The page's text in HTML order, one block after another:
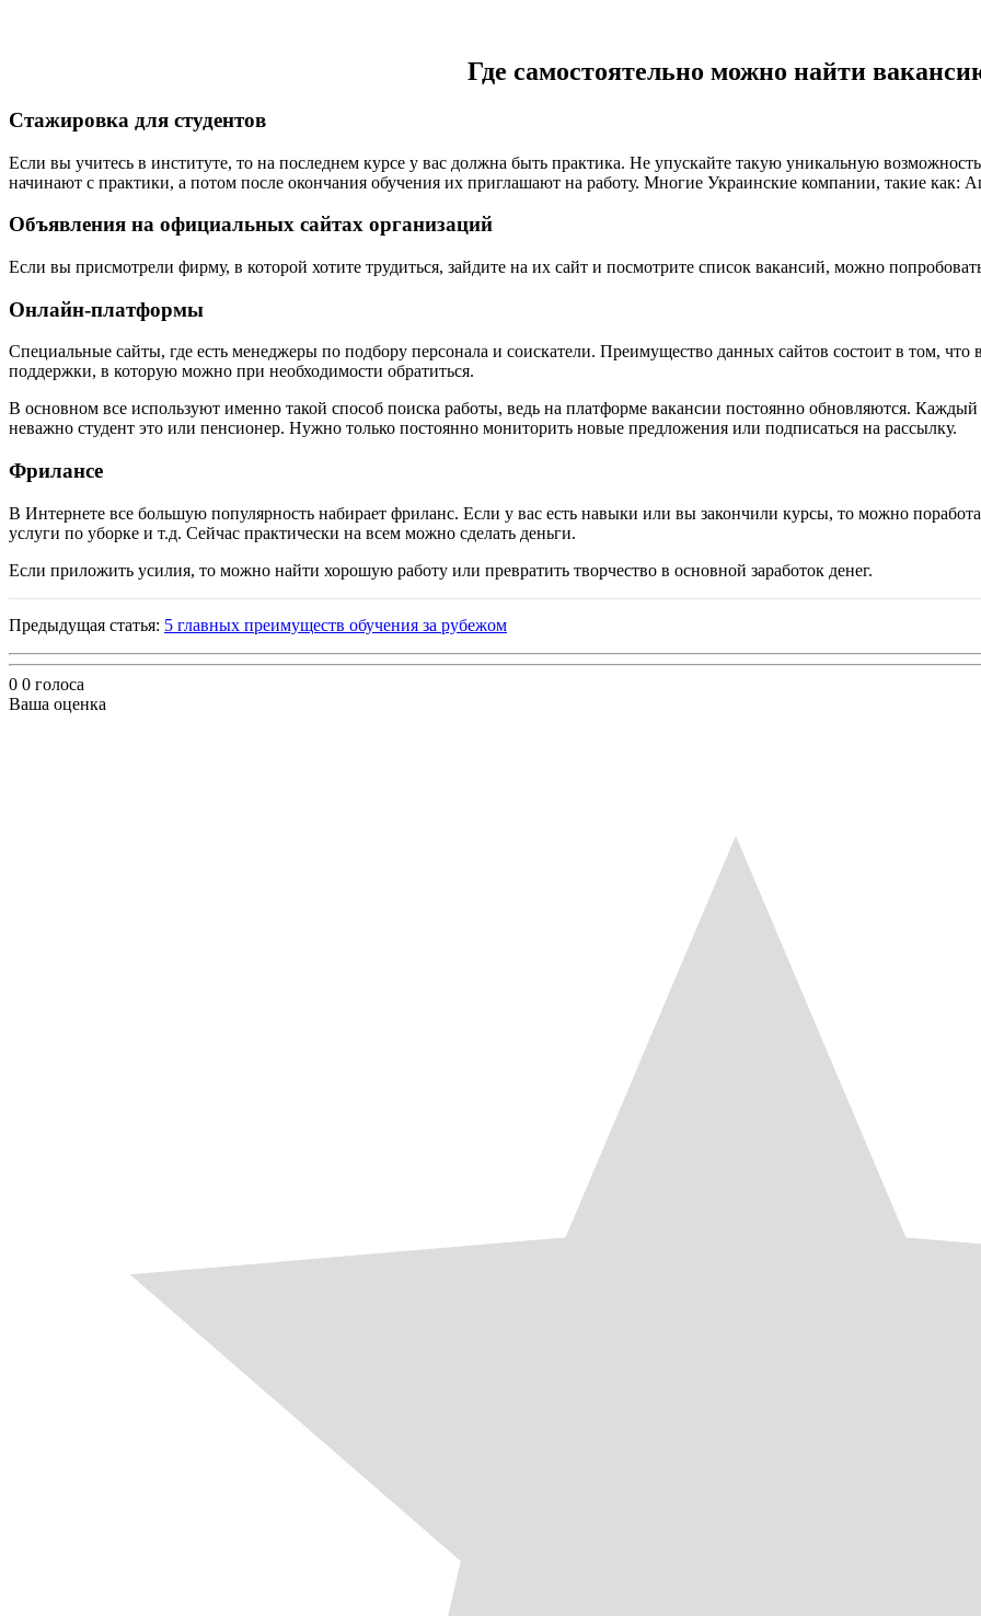
Где самостоятельно можно найти
Стажировка для студентов
Если вы учитесь в институте, то на последнем курсе у вас должна быть практика. Не упускайте такую уникальную
начинают с практики, а потом после окончания обучения их приглашают на работу. Многие Украинские компании, такие как:
Объявления на официальных сайтах организаций
Если вы присмотрели фирму, в которой хотите трудиться, зайдите на их сайт и посмотрите список вакансий, можно
Онлайн-платформы
Специальные сайты, где есть менеджеры по подбору персонала и соискатели. Преимущество данных сайтов состоит в том, что
поддержки, в которую можно при необходимости обратиться.
В основном все используют именно такой способ поиска работы, ведь на платформе вакансии постоянно обновляются.
неважно студент это или пенсионер. Нужно только постоянно мониторить новые предложения или подписаться на рассылку.
Фрилансе
В Интернете все большую популярность набирает фриланс. Если у вас есть навыки или вы закончили курсы, то можно
услуги по уборке и т.д. Сейчас практически на всем можно сделать деньги.
Если приложить усилия, то можно найти хорошую работу или превратить творчество в основной заработок денег.
Предыдущая статья: 5 главных преимуществ обучения за рубежом
0 0 голоса
Ваша оценка